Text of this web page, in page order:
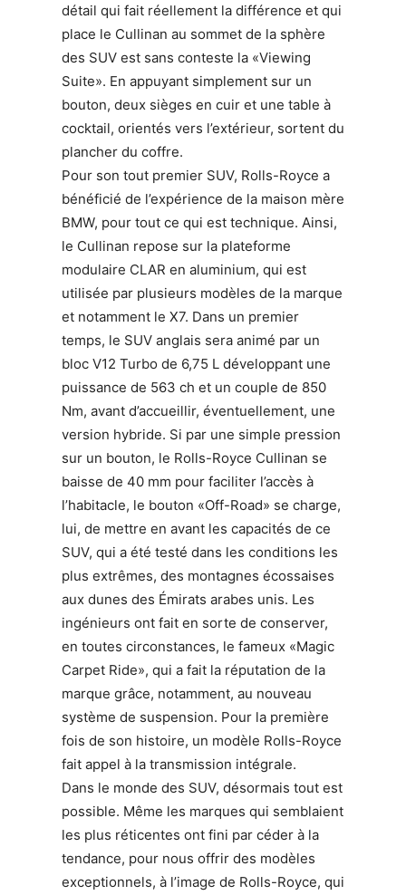
détail qui fait réellement la différence et qui
place le Cullinan au sommet de la sphère
des SUV est sans conteste la «Viewing
Suite». En appuyant simplement sur un
bouton, deux sièges en cuir et une table à
cocktail, orientés vers l’extérieur, sortent du
plancher du coffre.
Pour son tout premier SUV, Rolls-Royce a
bénéficié de l’expérience de la maison mère
BMW, pour tout ce qui est technique. Ainsi,
le Cullinan repose sur la plateforme
modulaire CLAR en aluminium, qui est
utilisée par plusieurs modèles de la marque
et notamment le X7. Dans un premier
temps, le SUV anglais sera animé par un
bloc V12 Turbo de 6,75 L développant une
puissance de 563 ch et un couple de 850
Nm, avant d’accueillir, éventuellement, une
version hybride. Si par une simple pression
sur un bouton, le Rolls-Royce Cullinan se
baisse de 40 mm pour faciliter l’accès à
l’habitacle, le bouton «Off-Road» se charge,
lui, de mettre en avant les capacités de ce
SUV, qui a été testé dans les conditions les
plus extrêmes, des montagnes écossaises
aux dunes des Émirats arabes unis. Les
ingénieurs ont fait en sorte de conserver,
en toutes circonstances, le fameux «Magic
Carpet Ride», qui a fait la réputation de la
marque grâce, notamment, au nouveau
système de suspension. Pour la première
fois de son histoire, un modèle Rolls-Royce
fait appel à la transmission intégrale.
Dans le monde des SUV, désormais tout est
possible. Même les marques qui semblaient
les plus réticentes ont fini par céder à la
tendance, pour nous offrir des modèles
exceptionnels, à l’image de Rolls-Royce, qui